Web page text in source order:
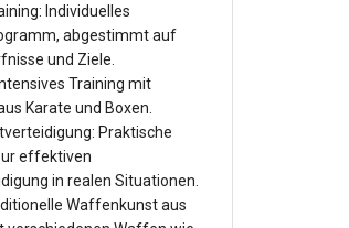
Individuelles
abgestimmt auf
und Ziele.
Training mit
Karate und Boxen.
Praktische
effektiven
in realen Situationen.
Waffenkunst aus